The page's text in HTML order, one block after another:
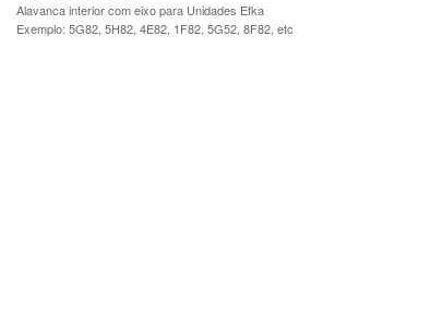
Alavanca interior com eixo para Unidades Efka
Exemplo: 5G82, 5H82, 4E82, 1F82, 5G52, 8F82, etc